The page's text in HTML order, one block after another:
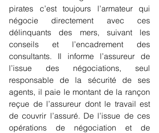
pirates c’est toujours l’armateur qui
négocie directement avec ces
délinquants des mers, suivant les
conseils et l’encadrement des
consultants. Il informe l’assureur de
l’issue des négociations, seul
responsable de la sécurité de ses
agents, il paie le montant de la rançon
reçue de l’assureur dont le travail est
de couvrir l’assuré. De l’issue de ces
opérations de négociation et de